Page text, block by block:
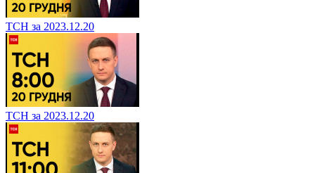
ТСН за 2023.12.20
ТСН за 2023.12.20